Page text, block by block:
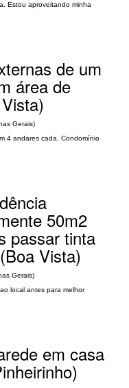
Estou aproveitando minha
de um
área de
Gerais)
4 andares cada. Condomínio
50m2
passar tinta
Vista)
Gerais)
local antes para melhor
em casa